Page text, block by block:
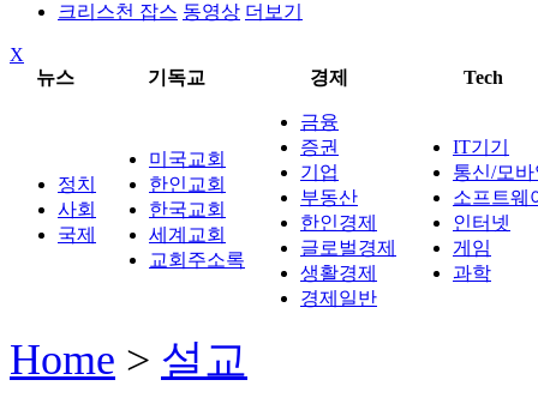
크리스천 잡스 동영상 더보기
X
뉴스
기독교 경제 Tech
정치
사회
국제
미국교회
한인교회
한국교회
세계교회
교회주소록
금융
증권
기업
부동산
한인경제
글로벌경제
생활경제
경제일반
IT기기
통신/모
소프트웨
인터넷
게임
과학
Home > 설교